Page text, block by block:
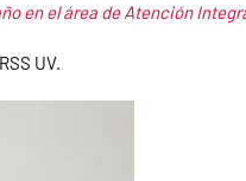
en el área de Atención
UV.